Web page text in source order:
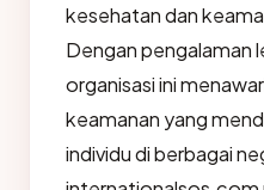
kesehatan dan
Dengan pengalaman
organisasi ini
keamanan yang
individu di berbagai